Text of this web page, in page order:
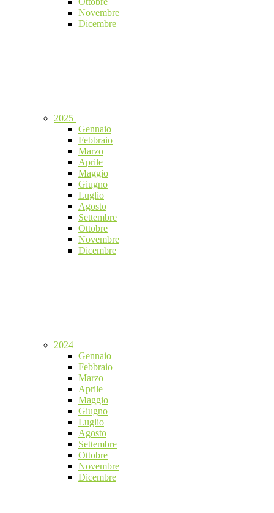
Novembre
Dicembre
2025
Gennaio
Febbraio
Marzo
Aprile
Maggio
Giugno
Luglio
Agosto
Settembre
Ottobre
Novembre
Dicembre
2024
Gennaio
Febbraio
Marzo
Aprile
Maggio
Giugno
Luglio
Agosto
Settembre
Ottobre
Novembre
Dicembre